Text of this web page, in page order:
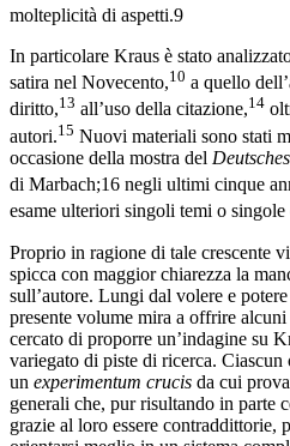
molteplicità di aspetti.9
In particolare Kraus è stato
satira nel Novecento,10 a quello
diritto,13 all’uso della citazione,14
autori.15 Nuovi materiali sono stati
occasione della mostra del
di Marbach;16 negli ultimi cinque
esame ulteriori singoli temi o singole
Proprio in ragione di tale crescente
spicca con maggior chiarezza la
sull’autore. Lungi dal volere e
presente volume mira a offrire
cercato di proporre un’indagine su
variegato di piste di ricerca. Ciascun
un experimentum crucis da cui
generali che, pur risultando in parte
grazie al loro essere contraddittorie,